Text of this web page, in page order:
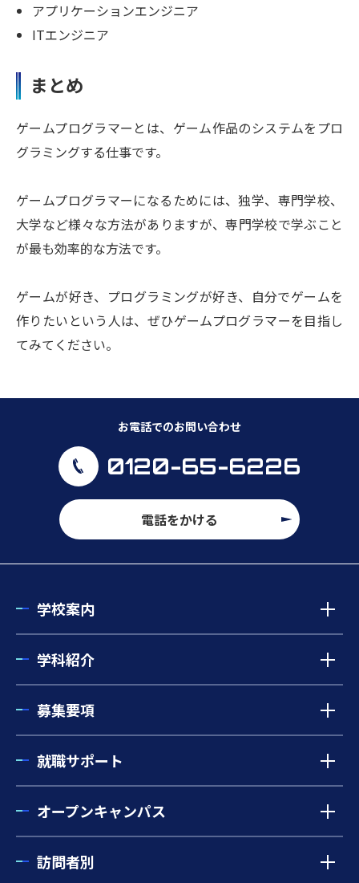
アプリケーションエンジニア
ITエンジニア
まとめ
ゲームプログラマーとは、ゲーム作品のシステムをプロ
グラミングする仕事です。
ゲームプログラマーになるためには、独学、専門学校、
大学など様々な方法がありますが、専門学校で学ぶこと
が最も効率的な方法です。
ゲームが好き、プログラミングが好き、自分でゲームを
作りたいという人は、ぜひゲームプログラマーを目指し
てみてください。
お電話でのお問い合わせ
0120-65-6226
電話をかける
学校案内
学科紹介
募集要項
就職サポート
オープンキャンパス
訪問者別